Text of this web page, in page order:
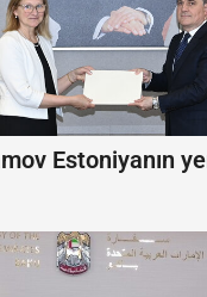
Estoniyanın